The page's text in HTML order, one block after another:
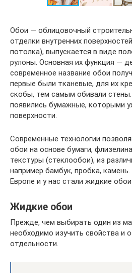
Обои — облицовочный
отделки внутренних
потолка), выпускается в виде
рулоны. Основная их функция —
современное название обои
первые были тканевые, для их
скобы, тем самым обивали
появились бумажные, которыми
поверхности.
Современные технологии
обои на основе бумаги,
текстуры (стеклообои), из
например бамбук, пробка,
Европе и у нас стали жидкие обои.
Жидкие обои
Прежде, чем выбирать один из
необходимо изучить свойства и
отдельности.